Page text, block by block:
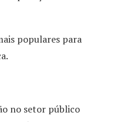
populares para
no setor público